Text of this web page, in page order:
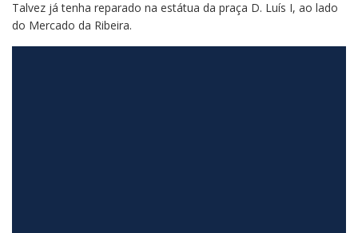
Talvez já tenha reparado na estátua da praça D. Luís I, ao lado
do Mercado da Ribeira.